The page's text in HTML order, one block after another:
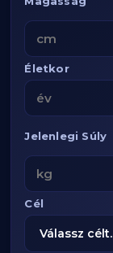
Életkor
Jelenlegi Súly
Cél